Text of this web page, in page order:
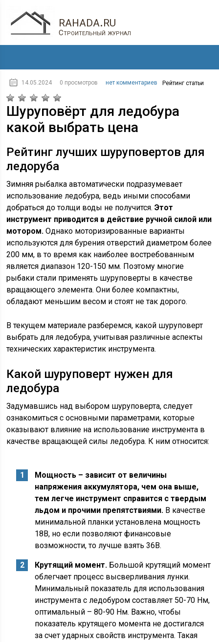
rahada.ru
Строительный журнал
14.05.2024 0 просмотров нет комментариев Рейтинг статьи
Шуруповёрт для ледобура
какой выбрать цена
Рейтинг лучших шуруповертов для
ледоруба
Зимняя рыбалка автоматически подразумевает
использование ледобура, ведь иными способами
добраться до толщи воды не получится.Этот
инструмент приводится в действие ручной силой или
мотором. Однако моторизированные варианты
используются для бурения отверстий диаметром более
200 мм, в то время как наиболее востребованным
является диапазон 120-150 мм. Поэтому многие
рыбаки стали применять шуруповерты в качестве
вращающего элемента. Они более компактны,
обладают меньшим весом и стоят не так дорого.
В текущем материале разберемся, какой шуруповерт
выбрать для ледобура, учитывая различные аспекты
технических характеристик инструмента.
Какой шуруповерт нужен для
ледобура
Задумавшись над выбором шуруповерта, следует
ознакомиться с основными параметрами, которые
оказывают влияние на использование инструмента в
качестве вращающей силы ледобура. К ним относится:
Мощность – зависит от величины
напряжения аккумулятора, чем она выше,
тем легче инструмент справится с твердым
льдом и прочими препятствиями. В качестве
минимальной планки установлена мощность
18В, но если позволяют финансовые
возможности, то лучше взять 36В.
Крутящий момент. Большой крутящий момент
облегчает процесс высверливания лунки.
Минимальный показатель для использования
инструмента с ледобуром составляет 50-70 Нм,
оптимальный – 80-90 Нм. Важно, чтобы
показатель крутящего момента не достигался
за счет ударных свойств инструмента. Такая